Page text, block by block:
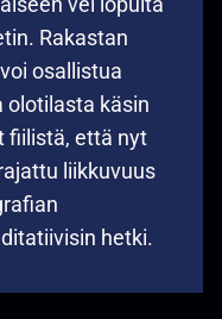
vei lopulta
Rakastan
osallistua
olotilasta käsin
fiilistä, että nyt
liikkuvuus
hetki.